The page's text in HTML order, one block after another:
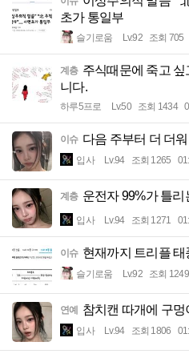
초가 통일부
슬기로움 Lv.92 조회 705
계층 주식때문에 죽고
니다.
하루5프로 Lv.50 조회 1434
이슈 다음 주부터 더 더
입사 Lv.94 조회 1265
계층 운전자 99%가 틀리
입사 Lv.94 조회 1271
이슈 현재까지 트리플 태
슬기로움 Lv.92 조회 1249
연예 참치캔 따개에 구멍
입사 Lv.94 조회 1806